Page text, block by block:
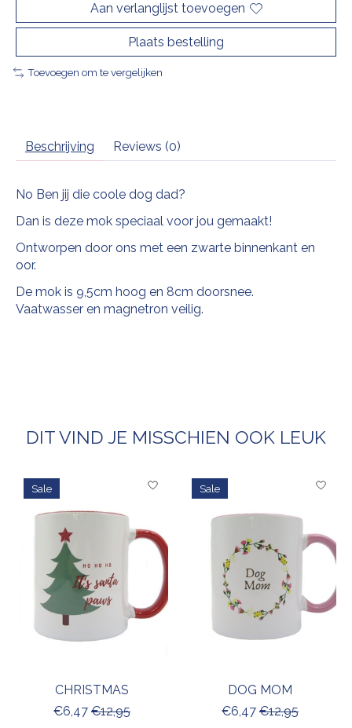
Aan verlanglijst toevoegen
Plaats bestelling
Toevoegen om te vergelijken
Beschrijving Reviews (0)
No Ben jij die coole dog dad?
Dan is deze mok speciaal voor jou gemaakt!
Ontworpen door ons met een zwarte binnenkant en
oor.
De mok is 9,5cm hoog en 8cm doorsnee.
Vaatwasser en magnetron veilig.
DIT VIND JE MISSCHIEN OOK LEUK
Items van productcarrousel
Sale
CHRISTMAS
€6,47 €12,95
Sale
DOG MOM
€6,47 €12,95